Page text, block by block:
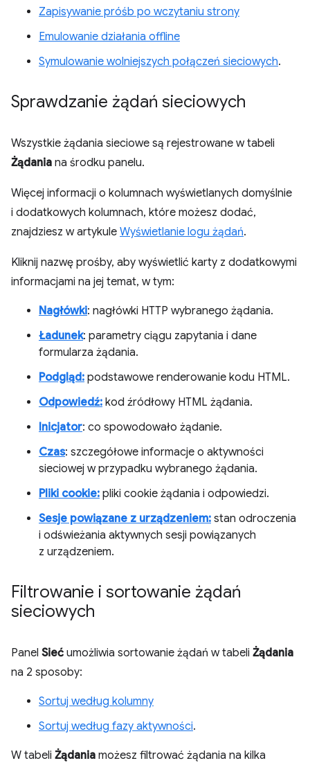
Zapisywanie próśb po wczytaniu strony
Emulowanie działania offline
Symulowanie wolniejszych połączeń sieciowych.
Sprawdzanie żądań sieciowych
Wszystkie żądania sieciowe są rejestrowane w tabeli
Żądania na środku panelu.
Więcej informacji o kolumnach wyświetlanych domyślnie
i dodatkowych kolumnach, które możesz dodać,
znajdziesz w artykule Wyświetlanie logu żądań.
Kliknij nazwę prośby, aby wyświetlić karty z dodatkowymi
informacjami na jej temat, w tym:
Nagłówki: nagłówki HTTP wybranego żądania.
Ładunek: parametry ciągu zapytania i dane
formularza żądania.
Podgląd: podstawowe renderowanie kodu HTML.
Odpowiedź: kod źródłowy HTML żądania.
Inicjator: co spowodowało żądanie.
Czas: szczegółowe informacje o aktywności
sieciowej w przypadku wybranego żądania.
Pliki cookie: pliki cookie żądania i odpowiedzi.
Sesje powiązane z urządzeniem: stan odroczenia
i odświeżania aktywnych sesji powiązanych
z urządzeniem.
Filtrowanie i sortowanie żądań
sieciowych
Panel Sieć umożliwia sortowanie żądań w tabeli Żądania
na 2 sposoby:
Sortuj według kolumny
Sortuj według fazy aktywności.
W tabeli Żądania możesz filtrować żądania na kilka